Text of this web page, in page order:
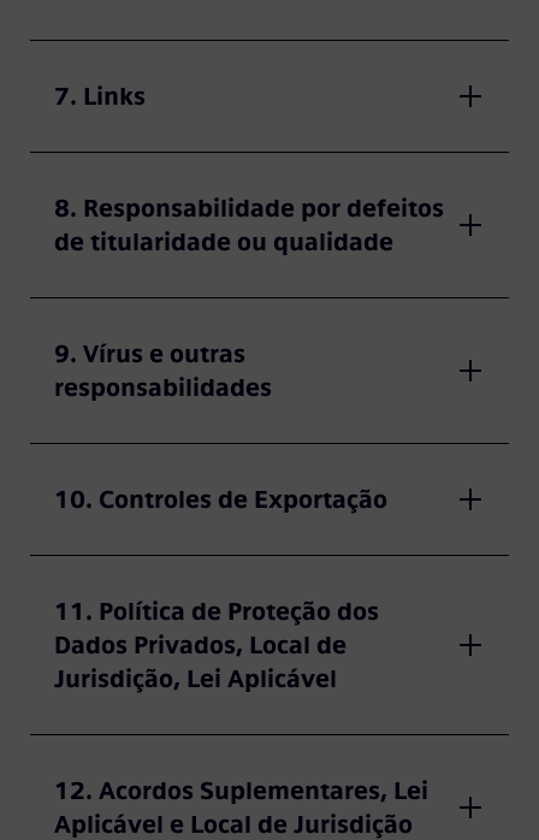
7. Links
8. Responsabilidade por defeitos
de titularidade ou qualidade
9. Vírus e outras
responsabilidades
10. Controles de Exportação
11. Política de Proteção dos
Dados Privados, Local de
Jurisdição, Lei Aplicável
12. Acordos Suplementares, Lei
Aplicável e Local de Jurisdição